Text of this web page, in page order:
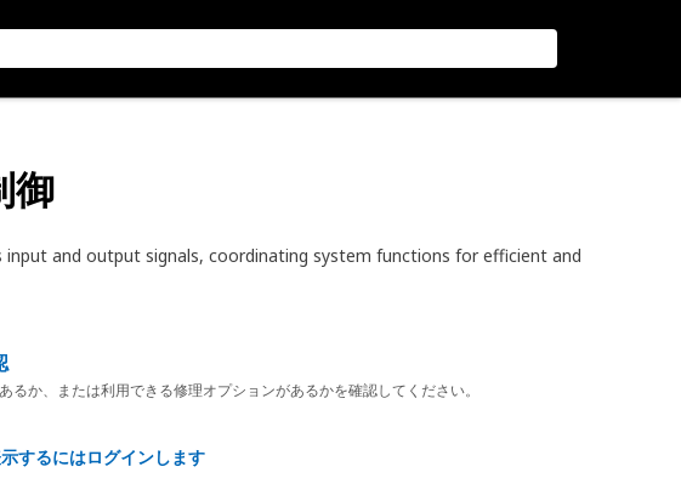
御
and output signals, coordinating system functions for efficient and
か、または利用できる修理オプションがあるかを確認してください。
するにはログインします